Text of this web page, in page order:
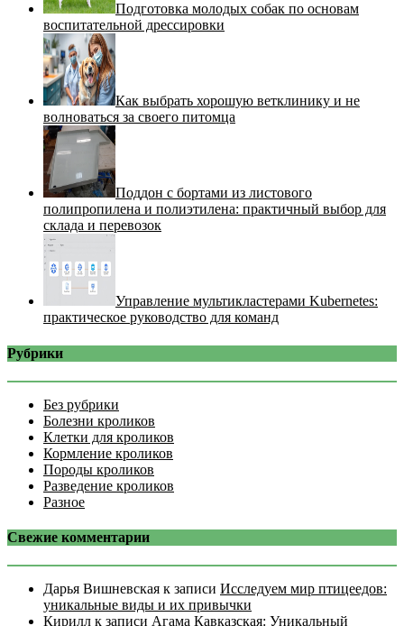
Подготовка молодых собак по основам
воспитательной дрессировки
Как выбрать хорошую ветклинику и не
волноваться за своего питомца
Поддон с бортами из листового
полипропилена и полиэтилена: практичный выбор для
склада и перевозок
Управление мультикластерами Kubernetes:
практическое руководство для команд
Рубрики
Без рубрики
Болезни кроликов
Клетки для кроликов
Кормление кроликов
Породы кроликов
Разведение кроликов
Разное
Свежие комментарии
Дарья Вишневская к записи Исследуем мир птицеедов:
уникальные виды и их привычки
Кирилл к записи Агама Кавказская: Уникальный